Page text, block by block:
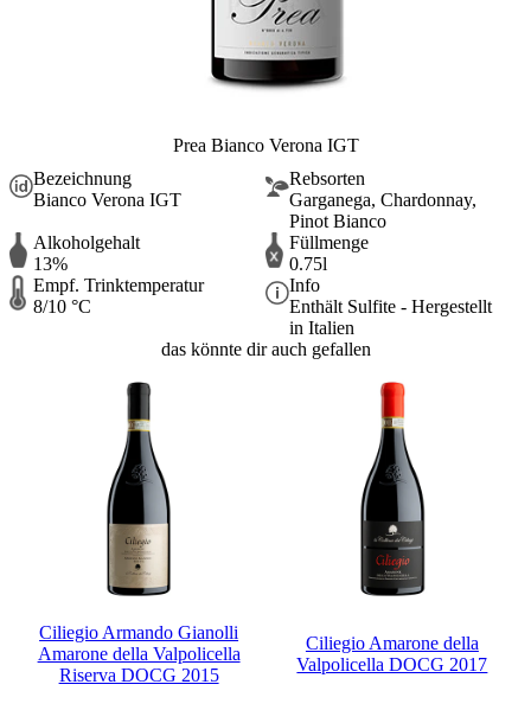
Prea Bianco Verona IGT
Bezeichnung
Bianco Verona IGT
Rebsorten
Garganega, Chardonnay,
Pinot Bianco
Alkoholgehalt
13%
Füllmenge
0.75l
Empf. Trinktemperatur
8/10 °C
Info
Enthält Sulfite - Hergestellt
in Italien
das könnte dir auch gefallen
Ciliegio Armando Gianolli
Amarone della Valpolicella
Riserva DOCG 2015
Ciliegio Amarone della
Valpolicella DOCG 2017